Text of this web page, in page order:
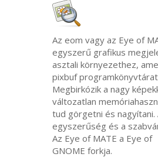
Az eom vagy az Eye of
egyszerű grafikus
asztali környezethez,
pixbuf programkönyvtárat
Megbirkózik a nagy
változatlan
tud görgetni és nagyítani.
egyszerűség és a
Az Eye of MATE a Eye of
GNOME forkja.